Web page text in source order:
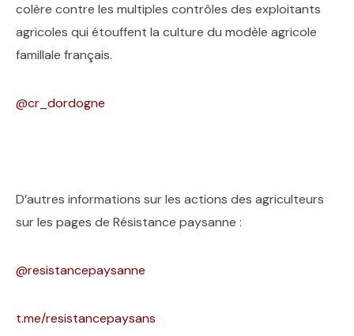
colère contre les multiples contrôles des exploitants
agricoles qui étouffent la culture du modèle agricole
famillale français.
@cr_dordogne
D’autres informations sur les actions des agriculteurs
sur les pages de Résistance paysanne :
@resistancepaysanne
t.me/resistancepaysans